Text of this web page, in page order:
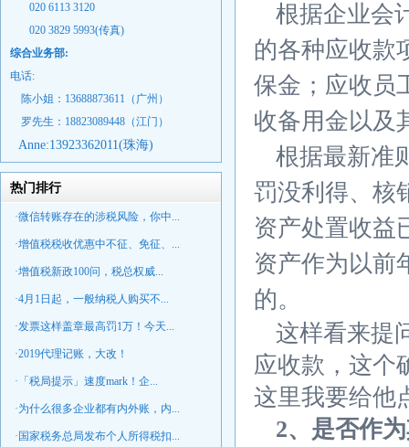
020 6113 3120
020 3829 5993(传真)
综合业务部:
电话:
陈小姐：13688873611（广州）
罗先生：18823089448 （江门）
Anne:13923362011(珠海)
热门排行
·微信转账存在的涉税风险，你中...
·增值税税收优惠中不征、免征、...
·增值税新政100问，税总权威...
·4月1日起，一般纳税人购买不...
·发票这样盖章最高罚1万！今天...
·2019代理记账，大改！
·「税局提示」速度mark！企...
·为什么很多企业都有内外账，内...
·国家税务总局发布个人所得税扣...
根据企业会
的各种应收款
保金；应收员
收备用金以及
根据最新准
罚没利得、核
资产处置收益
资产作为以前
的。
这样看来提
应收款，这个
这里我要给他
2、是否作